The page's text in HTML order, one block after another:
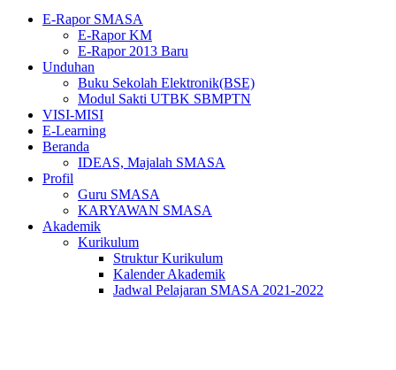
E-Rapor SMASA
E-Rapor KM
E-Rapor 2013 Baru
Unduhan
Buku Sekolah Elektronik(BSE)
Modul Sakti UTBK SBMPTN
VISI-MISI
E-Learning
Beranda
IDEAS, Majalah SMASA
Profil
Guru SMASA
KARYAWAN SMASA
Akademik
Kurikulum
Struktur Kurikulum
Kalender Akademik
Jadwal Pelajaran SMASA 2021-2022